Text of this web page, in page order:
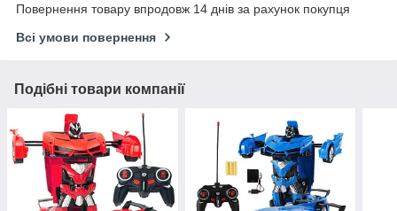
Повернення товару впродовж 14 днів за рахунок покупця
Всі умови повернення
Подібні товари компанії